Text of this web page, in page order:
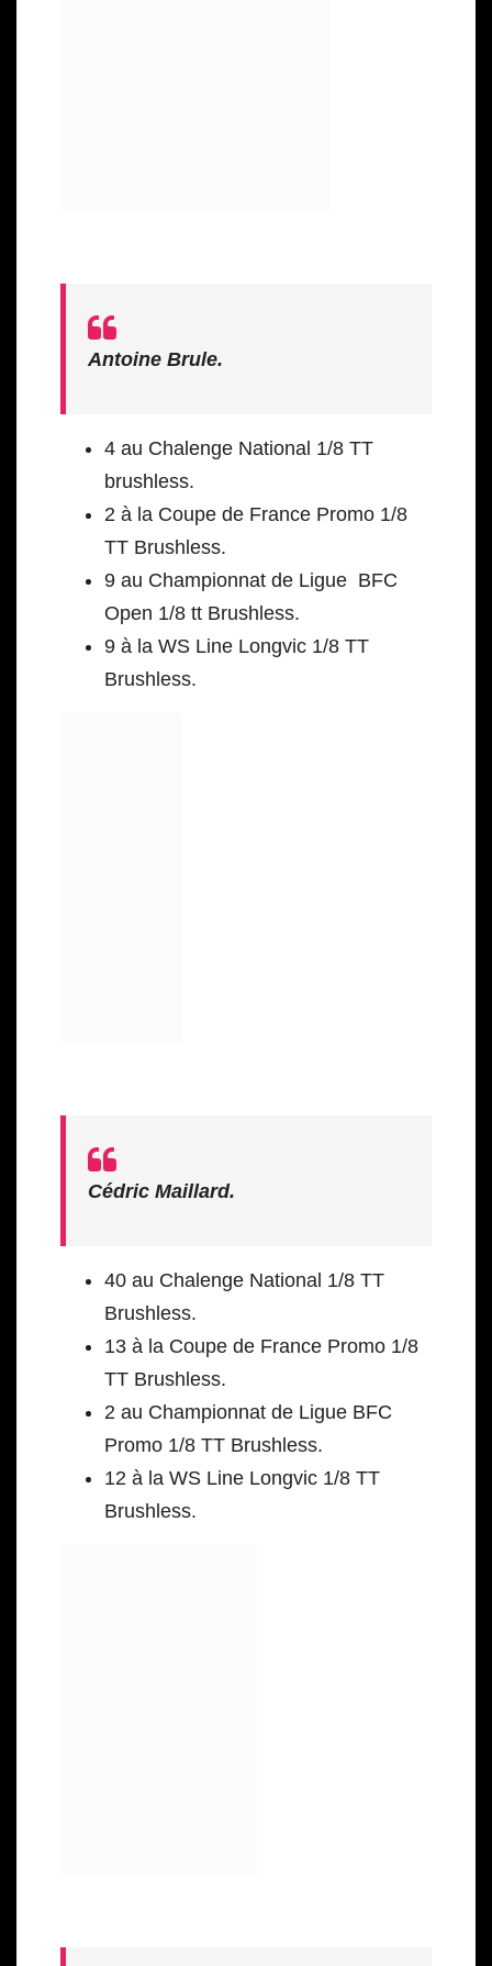
Antoine Brule.
4 au Chalenge National 1/8 TT
brushless.
2 à la Coupe de France Promo 1/8
TT Brushless.
9 au Championnat de Ligue BFC
Open 1/8 tt Brushless.
9 à la WS Line Longvic 1/8 TT
Brushless.
Cédric Maillard.
40 au Chalenge National 1/8 TT
Brushless.
13 à la Coupe de France Promo 1/8
TT Brushless.
2 au Championnat de Ligue BFC
Promo 1/8 TT Brushless.
12 à la WS Line Longvic 1/8 TT
Brushless.